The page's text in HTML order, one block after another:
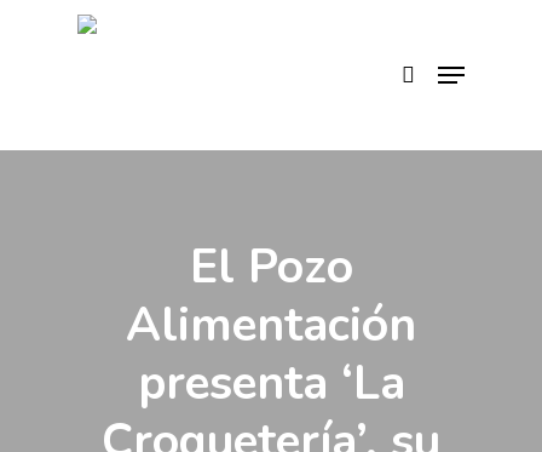
Menu
El Pozo
Alimentación
presenta ‘La